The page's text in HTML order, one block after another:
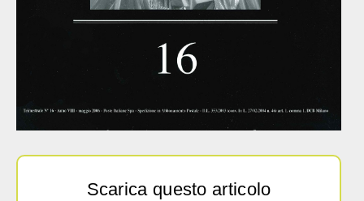
Scarica questo articolo